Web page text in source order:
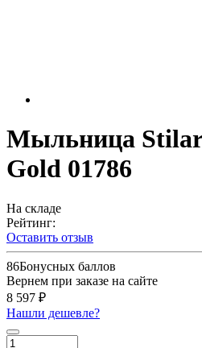
Мыльница
Gold 01786
На складе
Рейтинг:
Оставить отзыв
86Бонусных баллов
Вернем при заказе на сайте
8 597 ₽
Нашли дешевле?